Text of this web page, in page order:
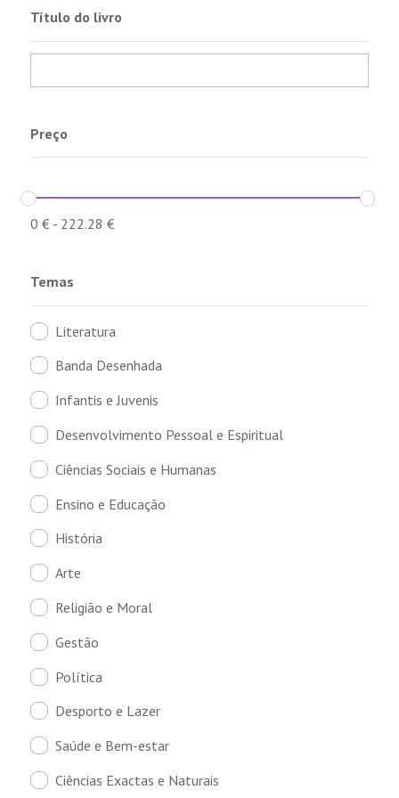
Título do livro
Preço
0 €- 222.28 €
Temas
Literatura
Banda Desenhada
Infantis e Juvenis
Desenvolvimento Pessoal e Espiritual
Ciências Sociais e Humanas
Ensino e Educação
História
Arte
Religião e Moral
Gestão
Política
Desporto e Lazer
Saúde e Bem-estar
Ciências Exactas e Naturais